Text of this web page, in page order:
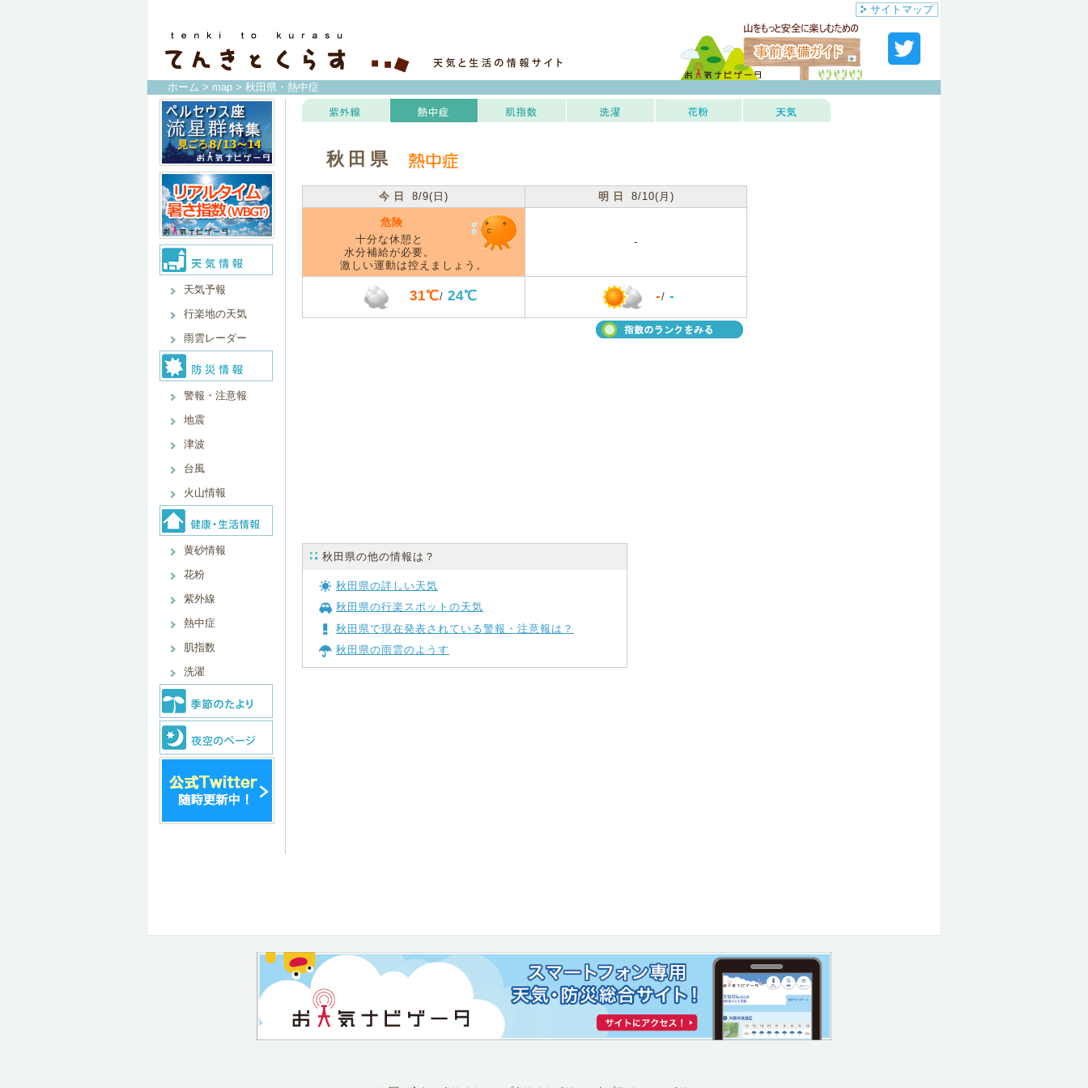
サイトマップ
ホーム > map > 秋田県・熱中症
天気予報
行楽地の天気
雨雲レーダー
警報・注意報
地震
津波
台風
火山情報
黄砂情報
花粉
紫外線
熱中症
肌指数
洗濯
秋田県
今日 8/9(日) 明日 8/10(月)
危険
十分な休憩と
水分補給が必要。
激しい運動は控えましょう。
-
31℃/ 24℃ -/ -
秋田県の他の情報は？
秋田県の詳しい天気
秋田県の行楽スポットの天気
秋田県で現在発表されている警報・注意報は？
秋田県の雨雲のようす